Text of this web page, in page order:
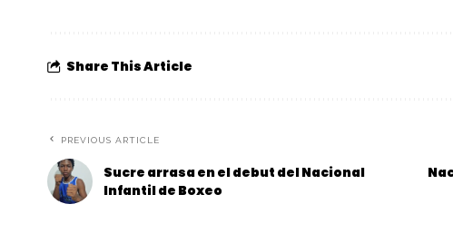
Share This Article
PREVIOUS ARTICLE
Sucre arrasa en el debut del Nacional
Infantil de Boxeo